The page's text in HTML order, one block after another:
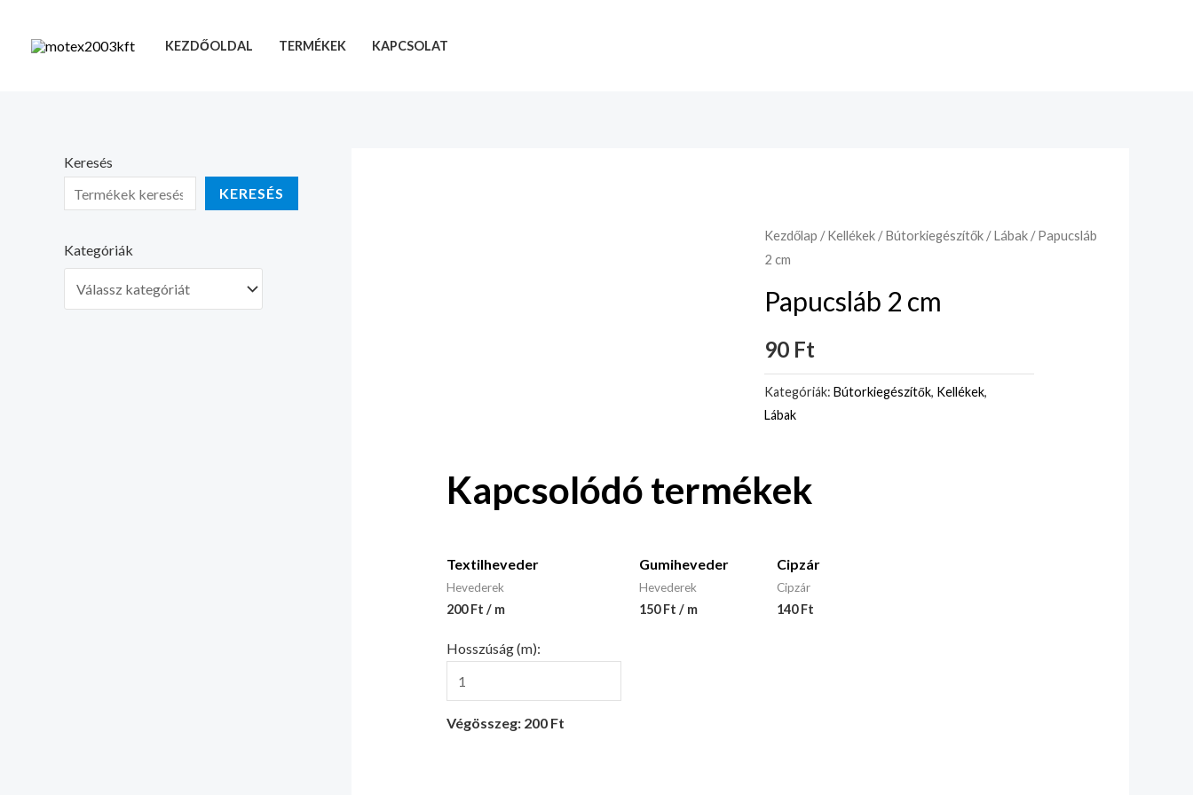
KEZDŐOLDAL TERMÉKEK KAPCSOLAT
Keresés
KERESÉS
Kategóriák
Kezdőlap /Kellékek/Bútorkiegészítők/Lábak/ Papucsláb
2 cm
Papucsláb 2 cm
90 Ft
Kategóriák: Bútorkiegészítők, Kellékek,
Lábak
Kapcsolódó termékek
Textilheveder
Hevederek
200 Ft / m
Hosszúság (m):
Végösszeg: 200 Ft
Gumiheveder
Hevederek
150 Ft / m
Cipzár
Cipzár
140Ft